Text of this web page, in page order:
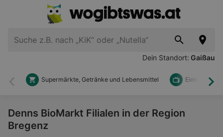
Dein Standort: Gaißau
Zurück
Supermärkte, Getränke und Lebensmittel Elektronik
Denns BioMarkt Filialen in der Region
Bregenz